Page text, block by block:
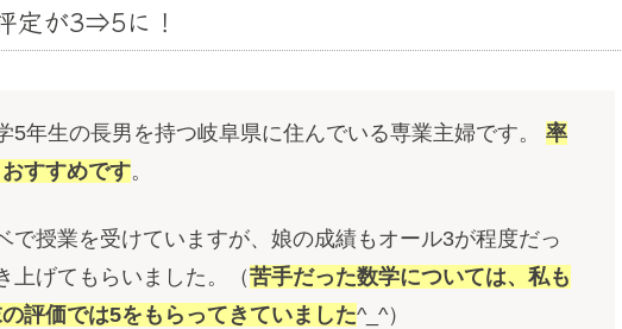
定が3⇒5に！
5年生の長男を持つ岐阜県に住んでいる専業主婦です。率
すすめです。
で授業を受けていますが、娘の成績もオール3が程度だっ
上げてもらいました。（苦手だった数学については、私も
評価では5をもらってきていました^_^）